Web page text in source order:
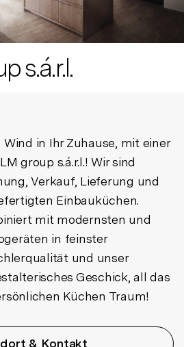
s.á.r.l.
in Ihr Zuhause, mit einer
group s.á.r.l.! Wir sind
Verkauf, Lieferung und
Einbauküchen.
mit modernsten und
in feinster
und unser
Geschick, all das
Küchen Traum!
& Kontakt